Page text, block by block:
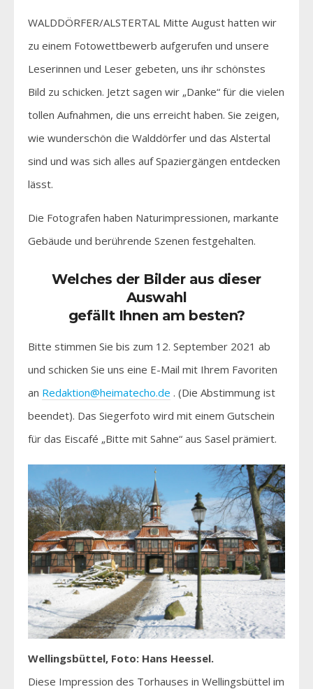
WALDDÖRFER/ALSTERTAL Mitte August hatten wir
zu einem Fotowettbewerb aufgerufen und unsere
Leserinnen und Leser gebeten, uns ihr schönstes
Bild zu schicken. Jetzt sagen wir „Danke“ für die vielen
tollen Aufnahmen, die uns erreicht haben. Sie zeigen,
wie wunderschön die Walddörfer und das Alstertal
sind und was sich alles auf Spaziergängen entdecken
lässt.
Die Fotografen haben Naturimpressionen, markante
Gebäude und berührende Szenen festgehalten.
Welches der Bilder aus dieser
Auswahl
gefällt Ihnen am besten?
Bitte stimmen Sie bis zum 12. September 2021 ab
und schicken Sie uns eine E-Mail mit Ihrem Favoriten
an Redaktion@heimatecho.de . (Die Abstimmung ist
beendet). Das Siegerfoto wird mit einem Gutschein
für das Eiscafé „Bitte mit Sahne“ aus Sasel prämiert.
Wellingsbüttel, Foto: Hans Heessel.
Diese Impression des Torhauses in Wellingsbüttel im